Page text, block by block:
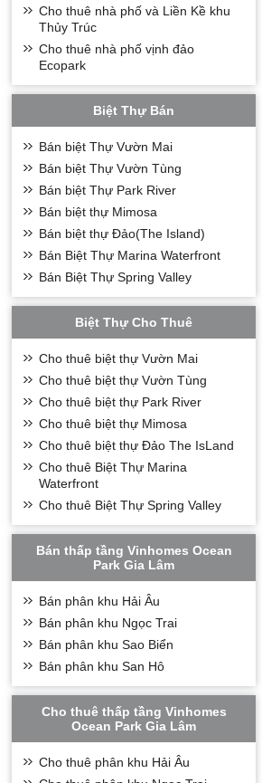
Cho thuê nhà phố và Liền Kề khu
Thủy Trúc
Cho thuê nhà phố vịnh đảo
Ecopark
Biệt Thự Bán
Bán biệt Thự Vườn Mai
Bán biệt Thự Vườn Tùng
Bán biệt Thự Park River
Bán biệt thự Mimosa
Bán biệt thự Đảo(The Island)
Bán Biệt Thự Marina Waterfront
Bán Biệt Thự Spring Valley
Biệt Thự Cho Thuê
Cho thuê biệt thự Vườn Mai
Cho thuê biệt thự Vườn Tùng
Cho thuê biệt thự Park River
Cho thuê biệt thự Mimosa
Cho thuê biệt thự Đảo The IsLand
Cho thuê Biệt Thự Marina
Waterfront
Cho thuê Biệt Thự Spring Valley
Bán thấp tầng Vinhomes Ocean
Park Gia Lâm
Bán phân khu Hải Âu
Bán phân khu Ngọc Trai
Bán phân khu Sao Biển
Bán phân khu San Hô
Cho thuê thấp tầng Vinhomes
Ocean Park Gia Lâm
Cho thuê phân khu Hải Âu